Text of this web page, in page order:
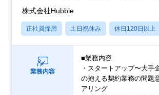
株式会社Hubble
正社員採用 土日祝休み 休日120日以上
業務内容
■業務内容
・スタートアップ〜大手
の抱える契約業務の問題
アリング